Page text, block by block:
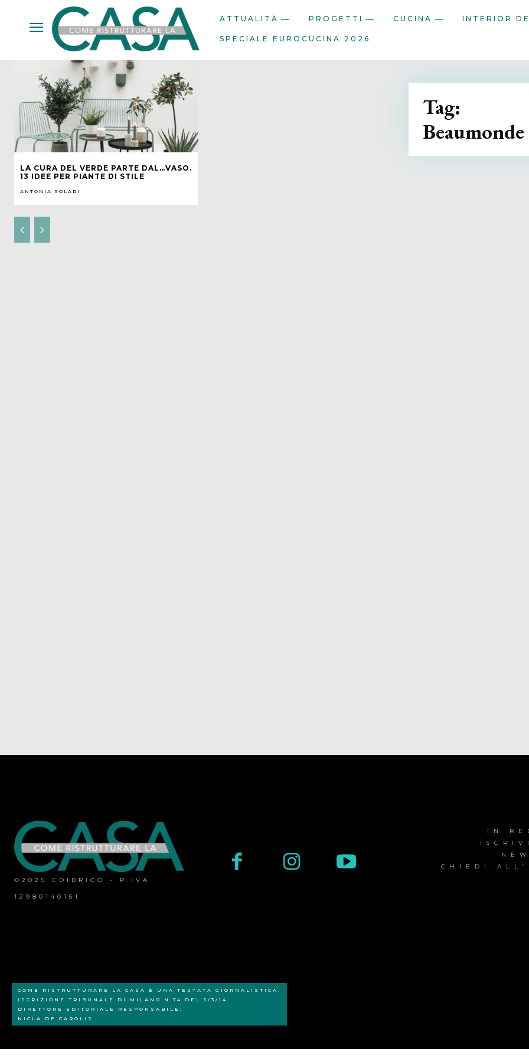
ATTUALITÀ PROGETTI CUCINA INTERIOR
SPECIALE EUROCUCINA 2026
LA CURA DEL VERDE PARTE DAL…VASO.
13 IDEE PER PIANTE DI STILE
ANTONIA SOLARI
Tag:
Beaumonde
©2025 EDIBRICO - P.IVA
12980140151
IN
CHIEDI
COME RISTRUTTURARE LA CASA È UNA TESTATA GIORNALISTICA.
ISCRIZIONE TRIBUNALE DI MILANO N.74 DEL 5/3/14
DIRETTORE EDITORIALE RESPONSABILE:
NICLA DE CAROLIS